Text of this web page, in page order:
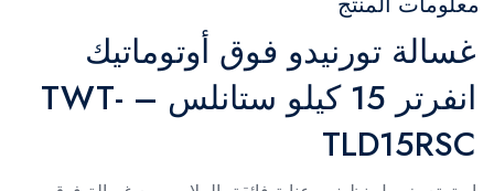
غسالة تورنيدو فوق أوتوماتيك
انفرتر 15 كيلو ستانلس – TWT-
TLD15RSC